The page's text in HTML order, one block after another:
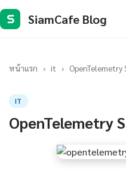
S SiamCafe Blog
หน้าแรก › it › OpenTelemetry
IT
OpenTelemetry